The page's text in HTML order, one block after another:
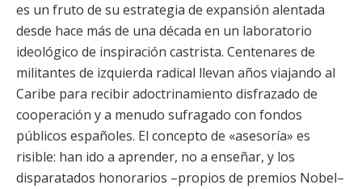
es un fruto de su estrategia de expansión alentada
desde hace más de una década en un laboratorio
ideológico de inspiración castrista. Centenares de
militantes de izquierda radical llevan años viajando al
Caribe para recibir adoctrinamiento disfrazado de
cooperación y a menudo sufragado con fondos
públicos españoles. El concepto de «asesoría» es
risible: han ido a aprender, no a enseñar, y los
disparatados honorarios –propios de premios Nobel–